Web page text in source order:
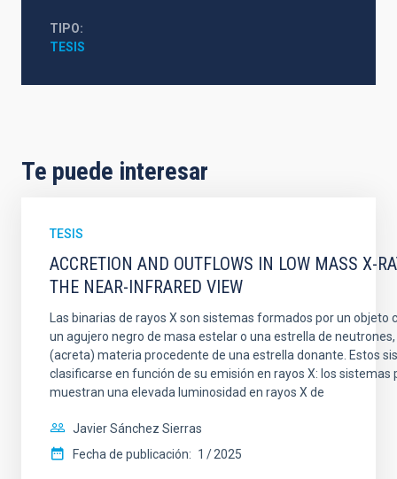
TIPO
TESIS
Te puede interesar
TESIS
ACCRETION AND OUTFLOWS IN LOW MASS X-
THE NEAR-INFRARED VIEW
Las binarias de rayos X son sistemas formados por un objeto
un agujero negro de masa estelar o una estrella de
(acreta) materia procedente de una estrella donante. Estos
clasificarse en función de su emisión en rayos X: los sistemas
muestran una elevada luminosidad en rayos X de
Javier Sánchez Sierras
Fecha de publicación: 1 2025